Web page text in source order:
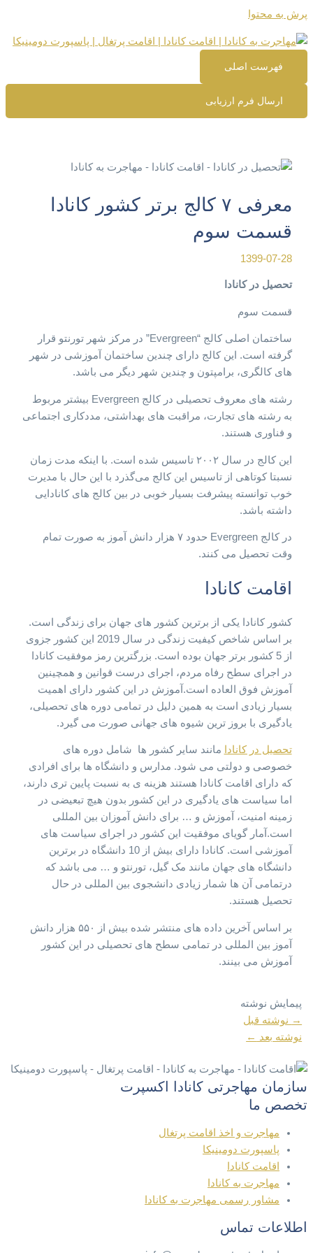
پرش به محتوا
فهرست اصلی
ارسال فرم ارزیابی
معرفی ۷ کالج برتر کشور کانادا
قسمت سوم
1399-07-28
تحصیل در کانادا
قسمت سوم
ساختمان اصلی کالج “Evergreen” در مرکز شهر تورنتو قرار
گرفته است. این کالج دارای چندین ساختمان آموزشی در شهر
های کالگری، برامپتون و چندین شهر دیگر می باشد.
رشته های معروف تحصیلی در کالج Evergreen بیشتر مربوط
به رشته های تجارت، مراقبت های بهداشتی، مددکاری اجتماعی
و فناوری هستند.
این کالج در سال ۲۰۰۲ تاسیس شده است. با اینکه مدت زمان
نسبتا کوتاهی از تاسیس این کالج می‌گذرد با این حال با مدیرت
خوب توانسته پیشرفت بسیار خوبی در بین کالج های کانادایی
داشته باشد.
در کالج Evergreen حدود ۷ هزار دانش آموز به صورت تمام
وقت تحصیل می کنند.
اقامت کانادا
کشور کانادا یکی از برترین کشور های جهان برای زندگی است.
بر اساس شاخص کیفیت زندگی در سال 2019 این کشور جزوی
از 5 کشور برتر جهان بوده است. بزرگترین رمز موفقیت کانادا
در اجرای سطح رفاه مردم، اجرای درست قوانین و همچینین
آموزش فوق العاده است.آموزش در این کشور دارای اهمیت
بسیار زیادی است به همین دلیل در تمامی دوره های تحصیلی،
یادگیری با بروز ترین شیوه های جهانی صورت می گیرد.
تحصیل در کانادا
مانند سایر کشور ها شامل دوره های
خصوصی و دولتی می شود. مدارس و دانشگاه ها برای افرادی
که دارای اقامت کانادا هستند هزینه ی به نسبت پایین تری دارند،
اما سیاست های یادگیری در این کشور بدون هیچ تبعیضی در
زمینه امنیت، آموزش و … برای دانش آموزان بین المللی
است.آمار گویای موفقیت این کشور در اجرای سیاست های
آموزشی است. کانادا دارای بیش از 10 دانشگاه در برترین
دانشگاه های جهان مانند مک گیل، تورنتو و …‌ می باشد که
در‌تمامی آن ها شمار زیادی دانشجوی بین المللی در حال
تحصیل هستند.
بر اساس آخرین داده های منتشر شده بیش از ۵۵۰ هزار دانش
آموز بین المللی در تمامی سطح های تحصیلی در این کشور
آموزش می بینند.
پیمایش نوشته
→ نوشته قبل
نوشته بعد ←
سازمان مهاجرتی کانادا اکسپرت
تخصص ما
مهاجرت و اخذ اقامت پرتغال
پاسپورت دومینیکا
اقامت کانادا
مهاجرت به کانادا
مشاور رسمی مهاجرت به کانادا
اطلاعات تماس